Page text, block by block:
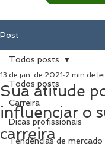
Post
Todos posts
Carreira
Dicas profissionais
Tendências de mercado
Todos posts
Sua atitude
influenciar o
carreira
13 de jan. de 2021 2 min de